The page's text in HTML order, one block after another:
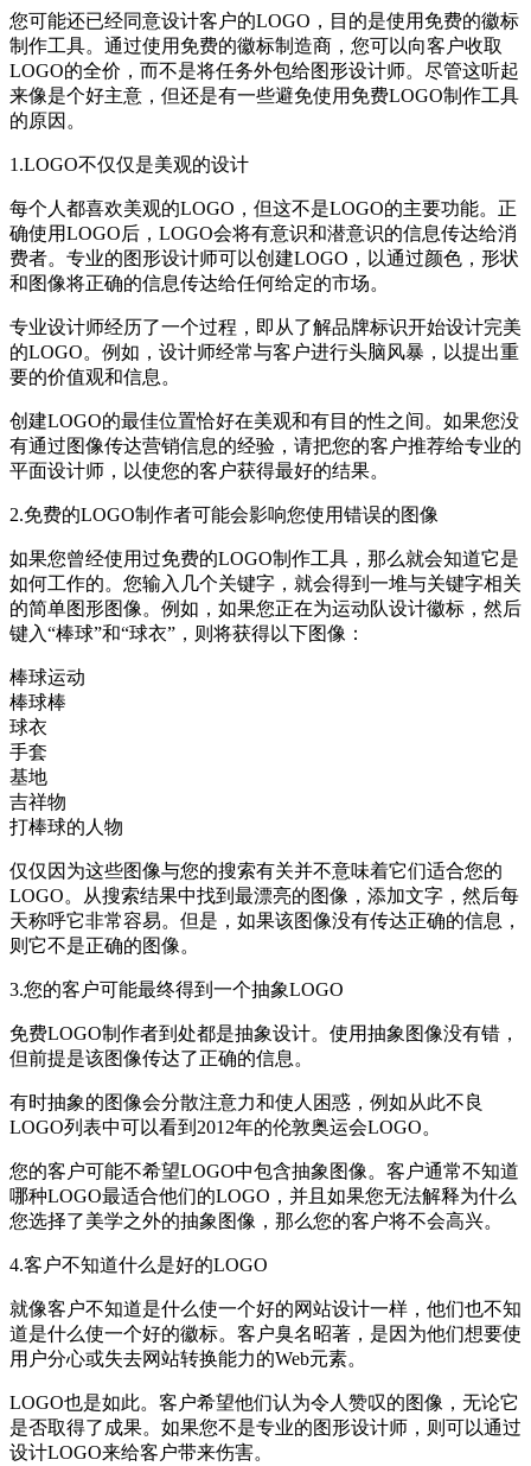
您可能还已经同意设计客户的LOGO，目的是使用免费的徽标
制作工具。通过使用免费的徽标制造商，您可以向客户收取
LOGO的全价，而不是将任务外包给图形设计师。尽管这听起
来像是个好主意，但还是有一些避免使用免费LOGO制作工具
的原因。
1.LOGO不仅仅是美观的设计
每个人都喜欢美观的LOGO，但这不是LOGO的主要功能。正
确使用LOGO后，LOGO会将有意识和潜意识的信息传达给消
费者。专业的图形设计师可以创建LOGO，以通过颜色，形状
和图像将正确的信息传达给任何给定的市场。
专业设计师经历了一个过程，即从了解品牌标识开始设计完美
的LOGO。例如，设计师经常与客户进行头脑风暴，以提出重
要的价值观和信息。
创建LOGO的最佳位置恰好在美观和有目的性之间。如果您没
有通过图像传达营销信息的经验，请把您的客户推荐给专业的
平面设计师，以使您的客户获得最好的结果。
2.免费的LOGO制作者可能会影响您使用错误的图像
如果您曾经使用过免费的LOGO制作工具，那么就会知道它是
如何工作的。您输入几个关键字，就会得到一堆与关键字相关
的简单图形图像。例如，如果您正在为运动队设计徽标，然后
键入“棒球”和“球衣”，则将获得以下图像：
棒球运动
棒球棒
球衣
手套
基地
吉祥物
打棒球的人物
仅仅因为这些图像与您的搜索有关并不意味着它们适合您的
LOGO。从搜索结果中找到最漂亮的图像，添加文字，然后每
天称呼它非常容易。但是，如果该图像没有传达正确的信息，
则它不是正确的图像。
3.您的客户可能最终得到一个抽象LOGO
免费LOGO制作者到处都是抽象设计。使用抽象图像没有错，
但前提是该图像传达了正确的信息。
有时抽象的图像会分散注意力和使人困惑，例如从此不良
LOGO列表中可以看到2012年的伦敦奥运会LOGO。
您的客户可能不希望LOGO中包含抽象图像。客户通常不知道
哪种LOGO最适合他们的LOGO，并且如果您无法解释为什么
您选择了美学之外的抽象图像，那么您的客户将不会高兴。
4.客户不知道什么是好的LOGO
就像客户不知道是什么使一个好的网站设计一样，他们也不知
道是什么使一个好的徽标。客户臭名昭著，是因为他们想要使
用户分心或失去网站转换能力的Web元素。
LOGO也是如此。客户希望他们认为令人赞叹的图像，无论它
是否取得了成果。如果您不是专业的图形设计师，则可以通过
设计LOGO来给客户带来伤害。